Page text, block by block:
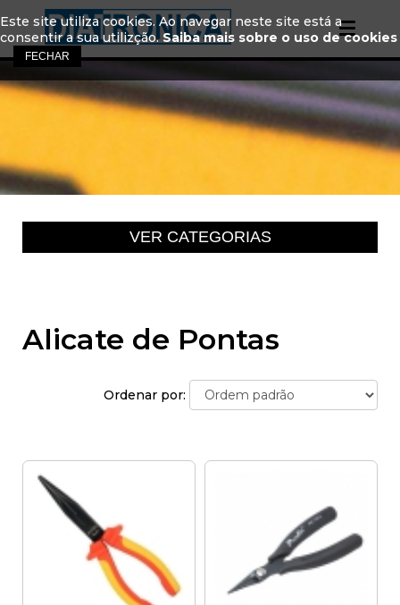
Alicate de Pontas
Ordenar por:
Este site utiliza cookies. Ao navegar neste site está a
consentir a sua utilizção. Saiba mais sobre o uso de cookies